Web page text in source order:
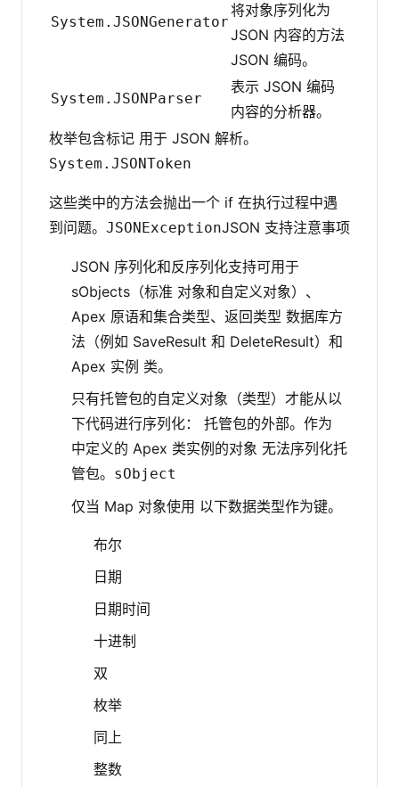
System.JSONGenerator
将对象序列化为
JSON 内容的方法
JSON 编码。
System.JSONParser
表示 JSON 编码
内容的分析器。
枚举包含标记 用于 JSON 解析。
System.JSONToken
这些类中的方法会抛出一个 if 在执行过程中遇
到问题。 JSONExceptionJSON 支持注意事项
JSON 序列化和反序列化支持可用于
sObjects（标准 对象和自定义对象）、
Apex 原语和集合类型、返回类型 数据库方
法（例如 SaveResult 和 DeleteResult）和
Apex 实例 类。
只有托管包的自定义对象（类型）才能从以
下代码进行序列化： 托管包的外部。作为
中定义的 Apex 类实例的对象 无法序列化托
管包。 sObject
仅当 Map 对象使用 以下数据类型作为键。
布尔
日期
日期时间
十进制
双
枚举
同上
整数